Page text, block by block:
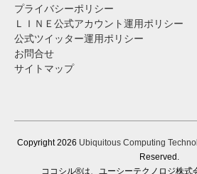
プライバシーポリシー
ＬＩＮＥ公式アカウント運用ポリシー
公式ツイッター運用ポリシー
お問合せ
サイトマップ
Copyright2026 Ubiquitous Computing
Reserved.
ココシル®は、ユーシーテクノロジ株式